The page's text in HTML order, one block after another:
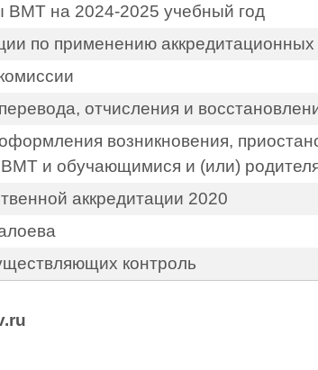
ВМТ на 2024-2025 учебный год
по применению аккредитационных
отчисления и
возникновения,
и обучающимися и (или)
аккредитации 2020
контроль